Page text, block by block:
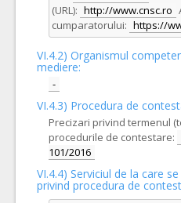
(URL): http://www.cnsc.ro
cumparatorului: https://
VI.4.2) Organismul
mediere:
-
VI.4.3) Procedura de
Precizari privind termenul
procedurile de contestare:
101/2016
VI.4.4) Serviciul de la care
privind procedura de